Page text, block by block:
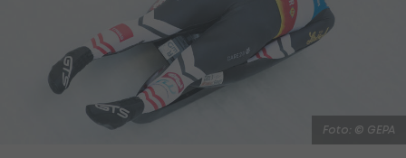
Foto: © GEPA